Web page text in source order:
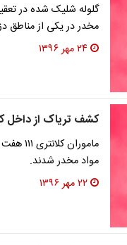
گلوله شلیک شده در
مخدر در یکی از مناطق
۲۴ مهر ۱۳۹۶
کشف تریاک از داخل
مواد مخدر شدند.
۲۲ مهر ۱۳۹۶